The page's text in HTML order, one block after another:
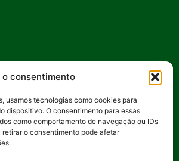
o consentimento
usamos tecnologias como cookies para
dispositivo. O consentimento para essas
como comportamento de navegação ou IDs
o consentimento pode afetar
mais